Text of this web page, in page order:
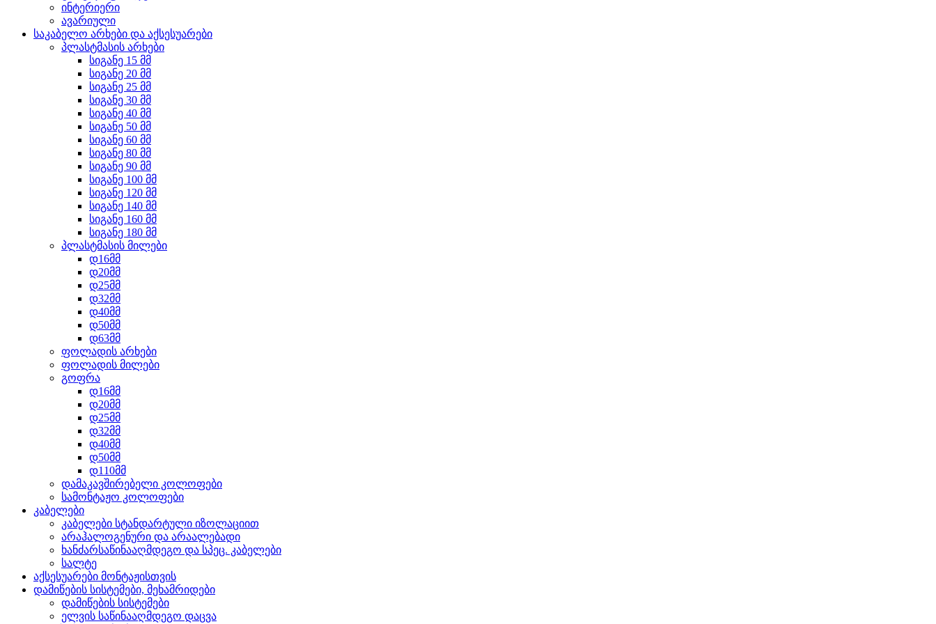
ინტერიერი
ავარიული
საკაბელო არხები და აქსესუარები
პლასტმასის არხები
სიგანე 15 მმ
სიგანე 20 მმ
სიგანე 25 მმ
სიგანე 30 მმ
სიგანე 40 მმ
სიგანე 50 მმ
სიგანე 60 მმ
სიგანე 80 მმ
სიგანე 90 მმ
სიგანე 100 მმ
სიგანე 120 მმ
სიგანე 140 მმ
სიგანე 160 მმ
სიგანე 180 მმ
პლასტმასის მილები
დ16მმ
დ20მმ
დ25მმ
დ32მმ
დ40მმ
დ50მმ
დ63მმ
ფოლადის არხები
ფოლადის მილები
გოფრა
დ16მმ
დ20მმ
დ25მმ
დ32მმ
დ40მმ
დ50მმ
დ110მმ
დამაკავშირებელი კოლოფები
სამონტაჟო კოლოფები
კაბელები
კაბელები სტანდარტული იზოლაციით
არაჰალოგენური და არაალებადი
ხანძარსაწინააღმდეგო და სპეც. კაბელები
სალტე
აქსესუარები მონტაჟისთვის
დამიწების სისტემები, მეხამრიდები
დამიწების სისტემები
ელვის საწინააღმდეგო დაცვა